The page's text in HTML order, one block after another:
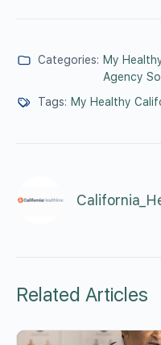
Categories: My
Agency
Tags: My Healthy
Related Articles